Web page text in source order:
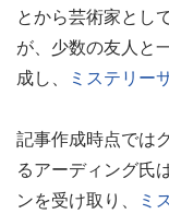
とから芸術家とし
が、少数の友人と
成し、
ミステリー
記事作成時点では
るアーディング氏
ンを受け取り、
ミ